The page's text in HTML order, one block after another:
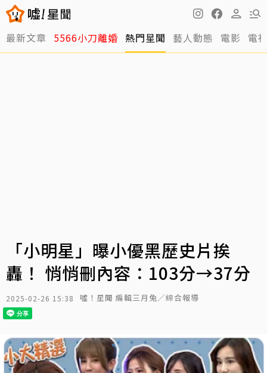
最新文章 5566小刀離婚 熱門星聞 藝人動態 電影 電
「小明星」曝小優黑歷史片挨
轟！ 悄悄刪內容：103分→37分
2025-02-26 15:38 噓！星聞 編輯三月兔／綜合報導